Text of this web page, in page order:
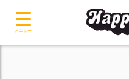
メニュー